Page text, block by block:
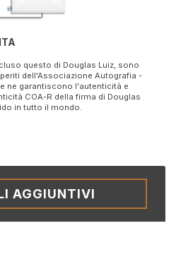
questo di Douglas Luiz, sono
dell'Associazione Autografia -
ne garantiscono l'autenticità e
COA-R della firma di Douglas
in tutto il mondo.
AGGIUNTIVI